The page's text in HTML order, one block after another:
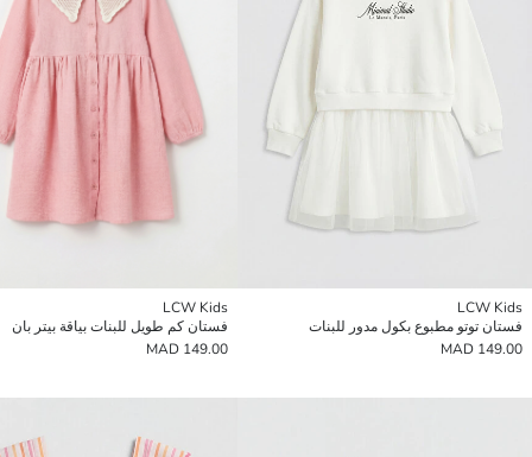
LCW Kids
فستان توتو مطبوع بكول مدور للبنات
149.00 MAD
LCW Kids
فستان كم طويل للبنات بياقة بيتر بان
149.00 MAD